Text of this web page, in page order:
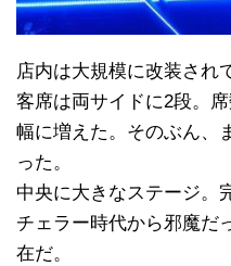
店内は大規模に改装され
客席は両サイドに2段。
幅に増えた。そのぶん、
った。
中央に大きなステージ。
チェラー時代から邪魔だ
在だ。